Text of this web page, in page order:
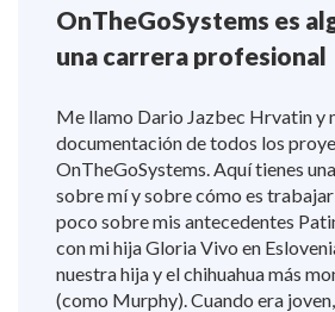
OnTheGoSystems es
una carrera profesional
Me llamo Dario Jazbec Hrvatin y
documentación de todos los
OnTheGoSystems. Aquí tienes
sobre mí y sobre cómo es
poco sobre mis antecedentes
con mi hija Gloria Vivo en
nuestra hija y el chihuahua más
(como Murphy). Cuando era